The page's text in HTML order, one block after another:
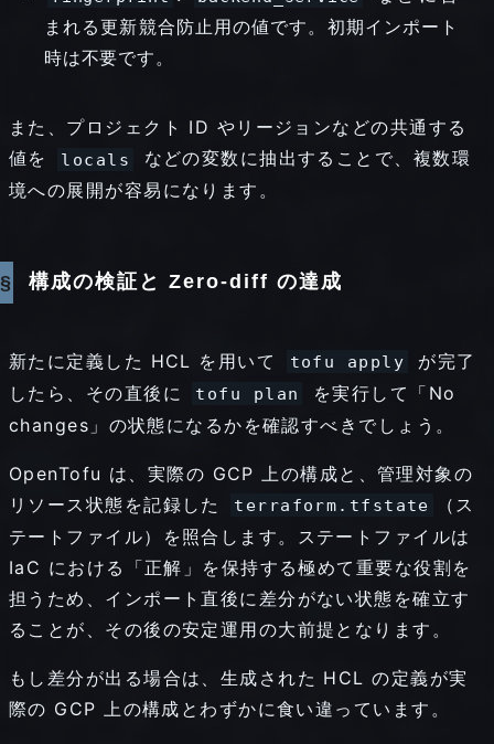
まれる更新競合防止用の値です。初期インポート
時は不要です。
また、プロジェクト ID やリージョンなどの共通する
値を
locals
などの変数に抽出することで、複数環
境への展開が容易になります。
構成の検証と Zero-diff の達成
新たに定義した HCL を用いて tofu apply
が完了
したら、その直後に
tofu plan
を実行して「No
changes」の状態になるかを確認すべきでしょう。
OpenTofu は、実際の GCP 上の構成と、管理対象の
リソース状態を記録した
terraform.tfstate
（ス
テートファイル）を照合します。ステートファイルは
IaC における「正解」を保持する極めて重要な役割を
担うため、インポート直後に差分がない状態を確立す
ることが、その後の安定運用の大前提となります。
もし差分が出る場合は、生成された HCL の定義が実
際の GCP 上の構成とわずかに食い違っています。